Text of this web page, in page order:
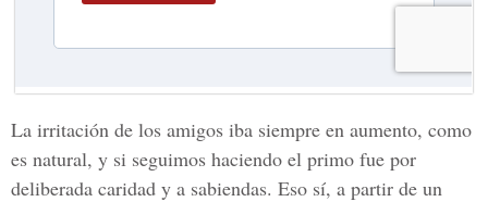
La irritación de los amigos iba siempre en aumento, como
es natural, y si seguimos haciendo el primo fue por
deliberada caridad y a sabiendas. Eso sí, a partir de un